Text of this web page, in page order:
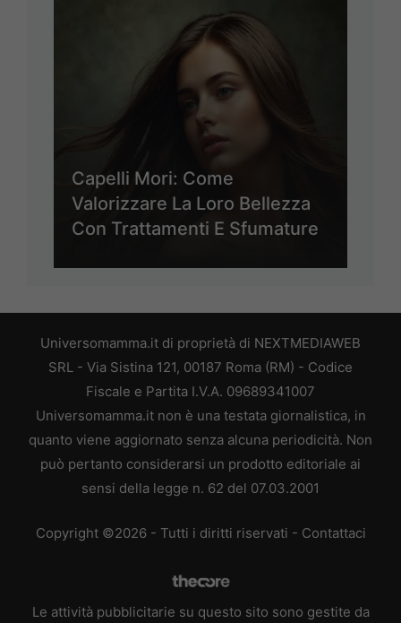
Capelli Mori: Come
Valorizzare La Loro Bellezza
Con Trattamenti E Sfumature
Universomamma.it di proprietà di NEXTMEDIAWEB
SRL - Via Sistina 121, 00187 Roma (RM) - Codice
Fiscale e Partita I.V.A. 09689341007
Universomamma.it non è una testata giornalistica, in
quanto viene aggiornato senza alcuna periodicità. Non
può pertanto considerarsi un prodotto editoriale ai
sensi della legge n. 62 del 07.03.2001
Copyright ©2026 - Tutti i diritti riservati - Contattaci
Le attività pubblicitarie su questo sito sono gestite da